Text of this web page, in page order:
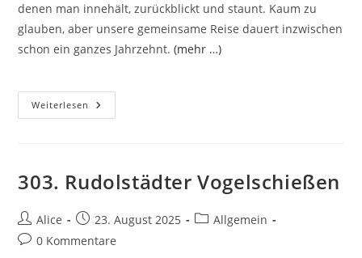
denen man innehält, zurückblickt und staunt. Kaum zu
glauben, aber unsere gemeinsame Reise dauert inzwischen
schon ein ganzes Jahrzehnt.(mehr …)
Weiterlesen Die
Schönsten
10
Jahre
Uns
Schon!
303. Rudolstädter Vogelschießen
Beitrags-
Autor:
Alice
Beitrag
veröffentlicht:
23. August 2025
Beitrags-
Allgemein
Beitrags-
0 Kommentare